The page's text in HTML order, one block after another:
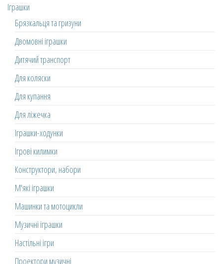
Іграшки
Брязкальця та гризуни
Двомовні іграшки
Дитячий транспорт
Для коляски
Для купання
Для ліжечка
Іграшки-ходунки
Ігрові килимки
Конструктори, набори
М'які іграшки
Машинки та мотоцикли
Музичні іграшки
Настільні ігри
Проектори музичні